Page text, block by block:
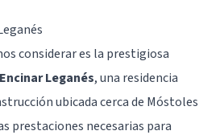
considerar es la prestigiosa
Leganés, una residencia
ubicada cerca de Móstoles
prestaciones necesarias para